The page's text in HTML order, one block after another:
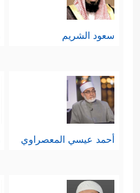
سعود الشريم
أحمد عيسي المعصراوي